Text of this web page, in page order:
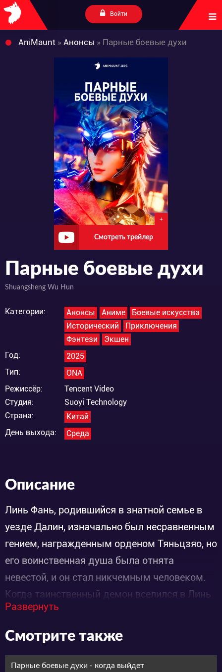
Войти
AniMaunt » Анонсы » Парные боевые духи
+
Смотреть трейлер
Парные боевые духи
Shuangsheng Wu Hun
Категории: Анонсы Аниме
Боевые искусства
Исторический
Приключения
Фэнтези
Экшен
Год:
2025
Тип:
ONA
Режиссёр:
Tencent Video
Студия:
Suoyi Technology
Страна:
Китай
День выхода:
Среда
Описание
Линь Фань, родившийся в знатной семье в
уезде Далин, изначально был несравненным
гением, награжденным орденом Тяньцзяо, но
его воинственная душа была отнята
невестой, и он стал никчемным человеком.
Когда таинственный демон вселился в Линь
Фана и оживил его покинутую боевую душу,
сделав его редким обладателем двойной
боевой души, Линь Фан официально встал на
путь возвышения - от маленького
Развернуть
Смотрите также
Парные боевые духи - когда выйдет